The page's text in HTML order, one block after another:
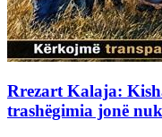
Rrezart Kalaja:
trashëgimia jonë